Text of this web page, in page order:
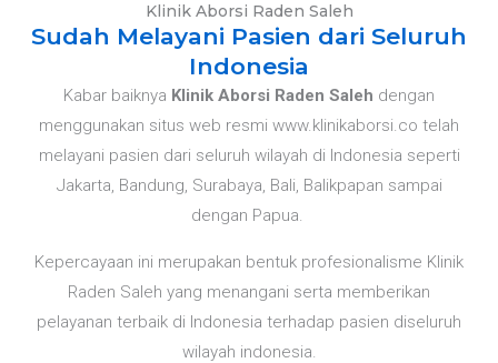
Klinik Aborsi Raden Saleh
Sudah Melayani Pasien dari Seluruh
Indonesia
Kabar baiknya Klinik Aborsi Raden Saleh dengan
menggunakan situs web resmi www.klinikaborsi.co telah
melayani pasien dari seluruh wilayah di Indonesia seperti
Jakarta, Bandung, Surabaya, Bali, Balikpapan sampai
dengan Papua.
Kepercayaan ini merupakan bentuk profesionalisme Klinik
Raden Saleh yang menangani serta memberikan
pelayanan terbaik di Indonesia terhadap pasien diseluruh
wilayah indonesia.